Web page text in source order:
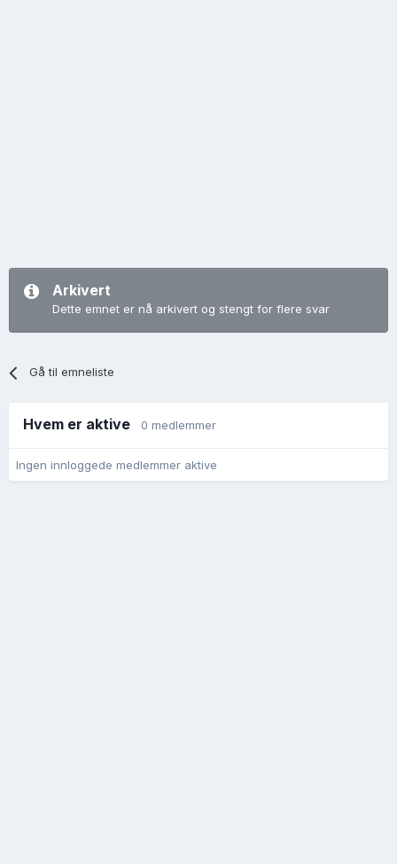
Arkivert
Dette emnet er nå arkivert og stengt for flere svar
Gå til emneliste
Hvem er aktive 0 medlemmer
Ingen innloggede medlemmer aktive